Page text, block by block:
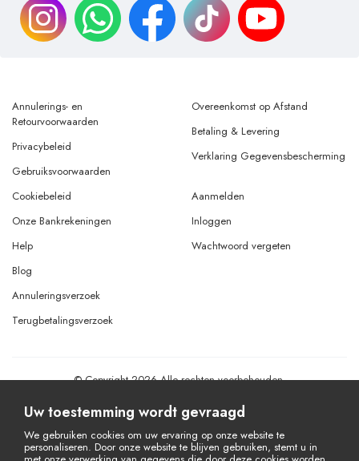
Annulerings- en
Retourvoorwaarden
Privacybeleid
Gebruiksvoorwaarden
Overeenkomst op Afstand
Betaling & Levering
Verklaring Gegevensbescherming
Cookiebeleid
Onze Bankrekeningen
Help
Aanmelden
Inloggen
Wachtwoord vergeten
Blog
Annuleringsverzoek
Terugbetalingsverzoek
© Copyright 2026 Alle rechten voorbehouden.
Uw toestemming wordt gevraagd
We gebruiken cookies om uw ervaring op onze website te
personaliseren. Door onze website te blijven gebruiken, stemt u in